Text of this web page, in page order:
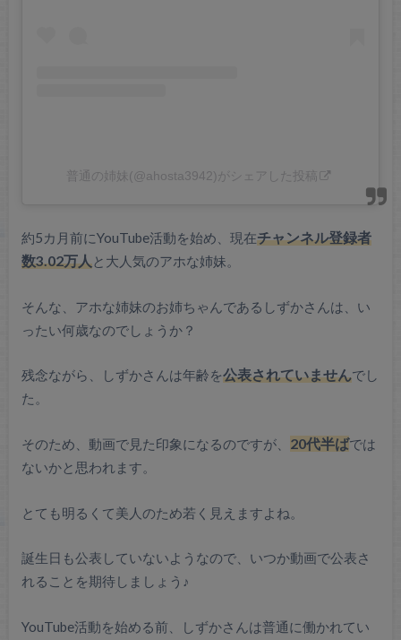
普通の姉妹(@ahosta3942)がシェアした投稿
約5カ月前にYouTube活動を始め、現在チャンネル登録者
数3.02万人と大人気のアホな姉妹。
そんな、アホな姉妹のお姉ちゃんであるしずかさんは、い
ったい何歳なのでしょうか？
残念ながら、しずかさんは年齢を公表されていませんでし
た。
そのため、動画で見た印象になるのですが、 20代半ばでは
ないかと思われます。
とても明るくて美人のため若く見えますよね。
誕生日も公表していないようなので、いつか動画で公表さ
れることを期待しましょう♪
YouTube活動を始める前、しずかさんは普通に働かれてい